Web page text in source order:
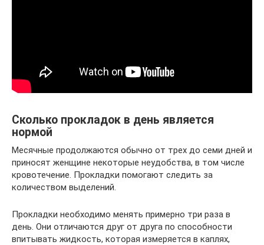
Сколько прокладок в день является
нормой
Месячные продолжаются обычно от трех до семи дней и
приносят женщине некоторые неудобства, в том числе
кровотечение. Прокладки помогают следить за
количеством выделений.
Прокладки необходимо менять примерно три раза в
день. Они отличаются друг от друга по способности
впитывать жидкость, которая измеряется в каплях,